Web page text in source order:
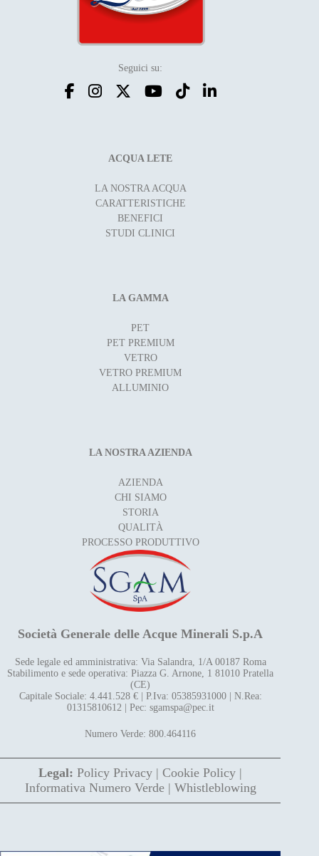
Seguici su:
ACQUA LETE
LA NOSTRA ACQUA
CARATTERISTICHE
BENEFICI
STUDI CLINICI
LA GAMMA
PET
PET PREMIUM
VETRO
VETRO PREMIUM
ALLUMINIO
LA NOSTRA AZIENDA
AZIENDA
CHI SIAMO
STORIA
QUALITÀ
PROCESSO PRODUTTIVO
Società Generale delle Acque Minerali S.p.A
Sede legale ed amministrativa: Via Salandra, 1/A 00187 Roma
Stabilimento e sede operativa: Piazza G. Arnone, 1 81010 Pratella
(CE)
Capitale Sociale: 4.441.528 € | P.Iva: 05385931000 | N.Rea:
01315810612 | Pec: sgamspa@pec.it
Numero Verde: 800.464116
Legal: Policy Privacy |Cookie Policy |
Informativa Numero Verde| Whistleblowing